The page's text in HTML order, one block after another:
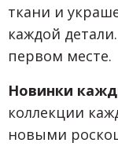
ткани и
каждой
первом месте.
Новинки
коллекции
новыми